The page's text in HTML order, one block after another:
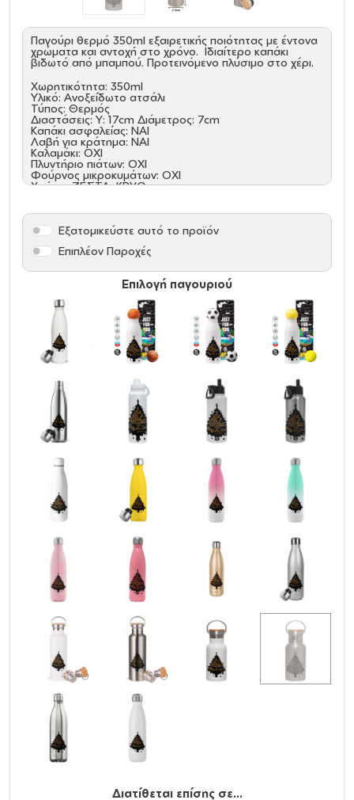
Παγούρι θερμό 350ml εξαιρετικής ποιότητας με έντονα
χρώματα και αντοχή στο χρόνο. Ιδιαίτερο καπάκι
βιδωτό από μπαμπού. Προτεινόμενο πλύσιμο στο χέρι.
Χωρητικότητα: 350ml
Υλικό: Ανοξείδωτο ατσάλι
Τύπος: Θερμός
Διαστάσεις: Υ: 17cm Διάμετρος: 7cm
Καπάκι ασφαλείας: ΝΑΙ
Λαβή για κράτημα: ΝΑΙ
Καλαμάκι: ΟΧΙ
Πλυντήριο πιάτων: ΟΧΙ
Φούρνος μικροκυμάτων: ΟΧΙ
Χρήση: ΖΕΣΤΑ, ΚΡΥΟ
Επιλογή παγουριού
Εξατομικεύστε αυτό το προϊόν
Επιπλέον Παροχές
Διατίθεται επίσης σε...